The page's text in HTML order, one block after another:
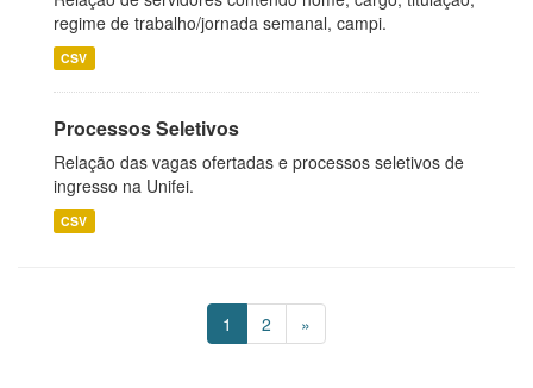
regime de trabalho/jornada semanal, campi.
CSV
Processos Seletivos
Relação das vagas ofertadas e processos seletivos de
ingresso na Unifei.
CSV
1 2 »